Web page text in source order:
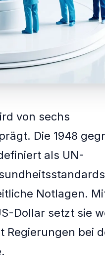
von sechs
Die 1948
als UN-
Notlagen.
Dollar setzt sie
Regierungen bei